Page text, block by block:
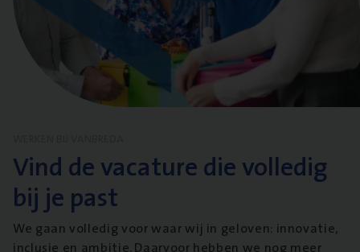
Vind de vacature die volledig
bij je past
We gaan volledig voor waar wij in geloven: innovatie,
inclusie en ambitie. Daarvoor hebben we nog meer